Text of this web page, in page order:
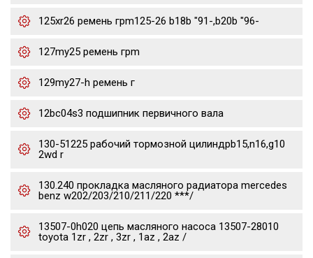
125xr26 ремень грm125-26 b18b "91-,b20b "96-
127my25 ремень грm
129my27-h ремень г
12bc04s3 подшипник первичного вала
130-51225 рабочий тормозной цилиндрb15,n16,g10
2wd r
130.240 прокладка масляного радиатора mercedes
benz w202/203/210/211/220 ***/
13507-0h020 цепь масляного насоса 13507-28010
toyota 1zr , 2zr , 3zr , 1az , 2az /